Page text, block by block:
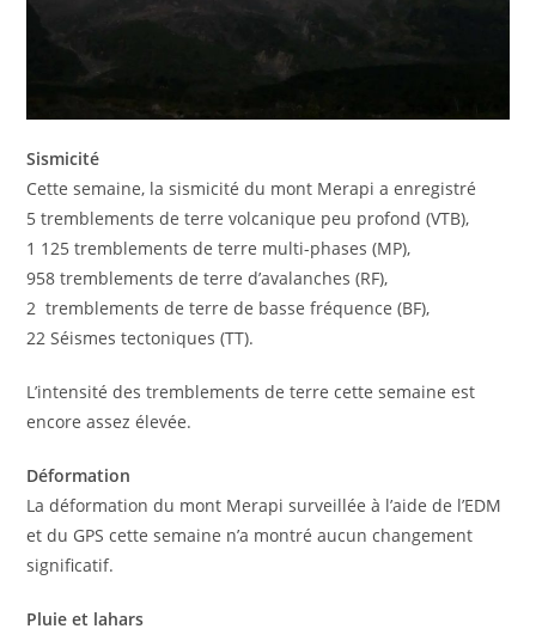
Sismicité
Cette semaine, la sismicité du mont Merapi a enregistré
5 tremblements de terre volcanique peu profond (VTB),
1 125 tremblements de terre multi-phases (MP),
958 tremblements de terre d’avalanches (RF),
2 tremblements de terre de basse fréquence (BF),
22 Séismes tectoniques (TT).
L’intensité des tremblements de terre cette semaine est
encore assez élevée.
Déformation
La déformation du mont Merapi surveillée à l’aide de l’EDM
et du GPS cette semaine n’a montré aucun changement
significatif.
Pluie et lahars